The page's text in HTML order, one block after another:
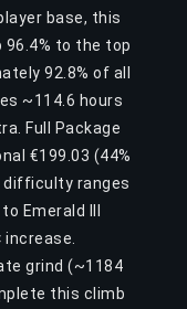
base, this
to the top
92.8% of all
~114.6 hours
Full Package
€199.03 (44%
difficulty ranges
Emerald III
grind (~1184
this climb